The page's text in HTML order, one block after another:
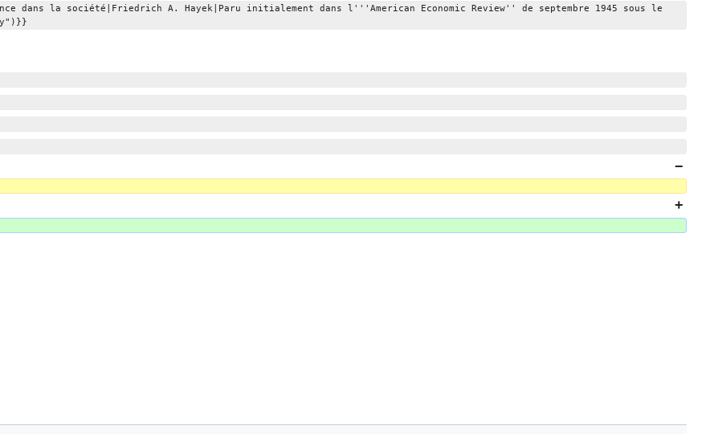
la société|Friedrich A. Hayek|Paru initialement dans l'''American Economic Review'' de septembre 1945 sous le